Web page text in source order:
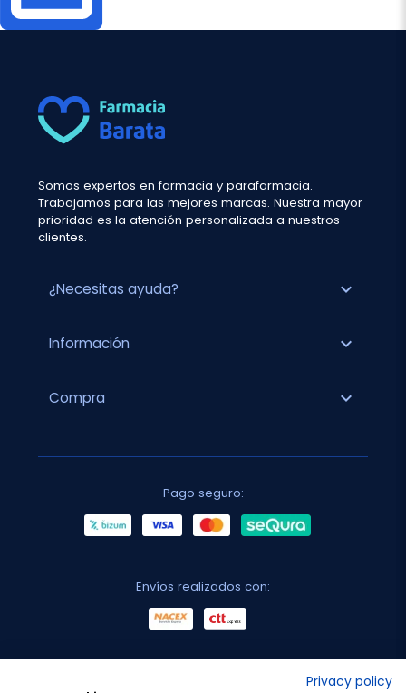
Somos expertos en farmacia y parafarmacia.
Trabajamos para las mejores marcas. Nuestra mayor
prioridad es la atención personalizada a nuestros
clientes.
¿Necesitas ayuda? expand_more
Información expand_more
Compra expand_more
Pago seguro:
Envíos realizados con:
Privacy policy